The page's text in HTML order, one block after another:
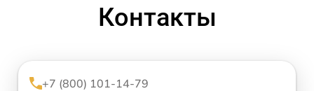
Контакты
+7 (800) 101-14-79